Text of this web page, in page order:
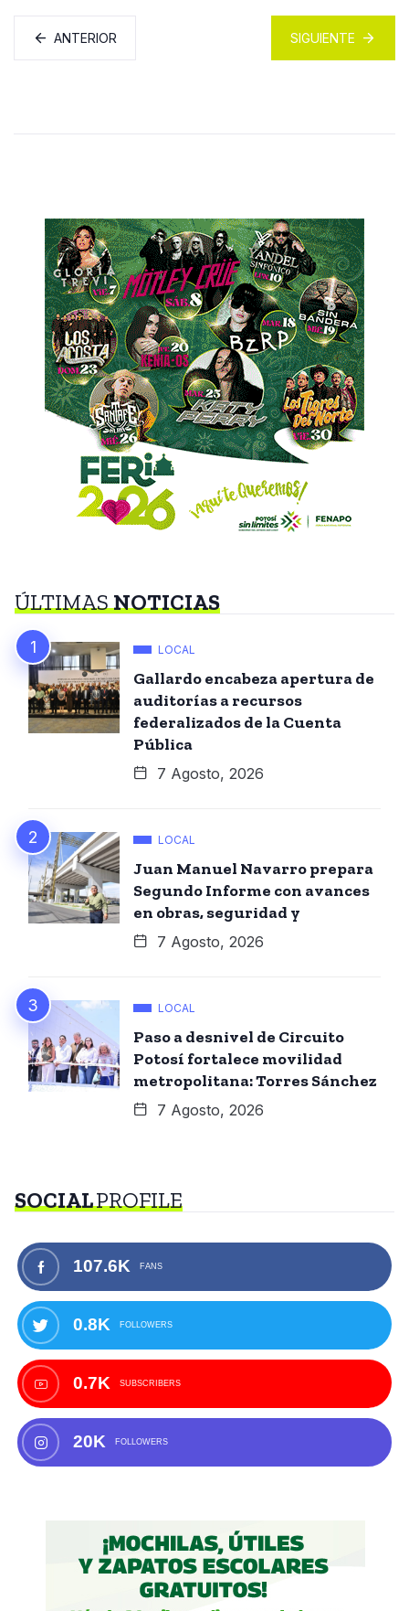
ANTERIOR SIGUIENTE
ÚLTIMASNOTICIAS
LOCAL
Gallardo encabeza apertura de
auditorías a recursos
federalizados de la Cuenta
Pública
7 Agosto, 2026
LOCAL
Juan Manuel Navarro prepara
Segundo Informe con avances
en obras, seguridad y
7 Agosto, 2026
LOCAL
Paso a desnivel de Circuito
Potosí fortalece movilidad
metropolitana: Torres Sánchez
7 Agosto, 2026
SOCIALPROFILE
107.6K FANS
0.8K FOLLOWERS
0.7K SUBSCRIBERS
20K FOLLOWERS